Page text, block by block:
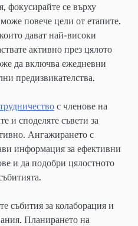
фокусирайте се върху
повече цели от етапите.
дават най-високи
активно през цялото
да включва ежедневни
предизвикателства.
с членове на
и споделяте съвети за
Ангажирането с
информация за ефективни
и да подобри цялостното
събития за колаборация и
Планирането на